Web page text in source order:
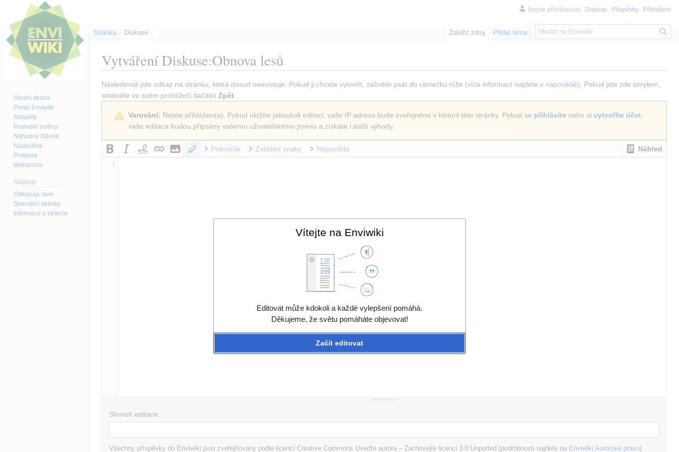
VytvářeníDiskuse:Obnova lesů
Skočit
na
Skočit
na
Následovali jste odkaz na stránku, která dosud neexistuje. Pokud ji chcete vytvořit, začněte psát do rámečku níže (více informací najdete v nápovědě). Pokud jste zde omylem,
stiskněte ve svém prohlížeči tlačítko Zpět.
Varování: Nejste přihlášen(a). Pokud uložíte jakoukoli editaci, vaše IP adresa bude zveřejněna v historii této stránky. Pokud se přihlásíte nebo si vytvoříte účet,
vaše editace budou připsány vašemu uživatelskému jménu a získáte i další výhody.
Náhled
Pokročilé Zvláštní znaky Nápověda
1
Shrnutí editace:
Všechny příspěvky do Enviwiki jsou zveřejňovány podle licencí Creative Commons Uveďte autora – Zachovejte licenci 3.0 Unported (podrobnosti najdete na Enviwiki:Autorské právo).
Nejste přihlášen(a) Diskuse Příspěvky Přihlášení
Stránka Diskuse Založit zdroj Přidat téma
H
l
á
n
í
Hlavní strana
Portál Enviwiki
Aktuality
Poslední změny
Náhodný článek
Nápověda
Podpora
Webarchiv
Nástroje
Odkazuje sem
Speciální stránky
Informace o stránce
Vítejte na Enviwiki
Editovat může kdokoli a každé vylepšení pomáhá.
Děkujeme, že světu pomáháte objevovat!
Začít editovat